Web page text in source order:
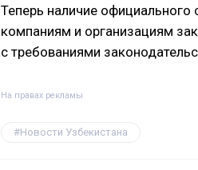
Теперь наличие официального
компаниям и организациям
с требованиями
На правах рекламы
Новости Узбекистана